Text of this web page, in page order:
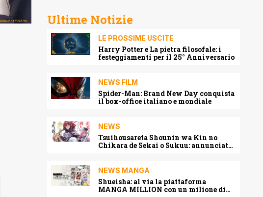
Ultime Notizie
LE PROSSIME USCITE
Harry Potter e La pietra filosofale: i
festeggiamenti per il 25° Anniversario
NEWS FILM
Spider-Man: Brand New Day conquista
il box-office italiano e mondiale
NEWS
Tsuihousareta Shounin wa Kin no
Chikara de Sekai o Sukuu: annunciato
NEWS MANGA
Shueisha: al via la piattaforma
MANGA MILLION con un milione di